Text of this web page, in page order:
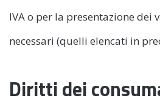
IVA o per la presentazione dei
necessari (quelli elencati in
Diritti dei